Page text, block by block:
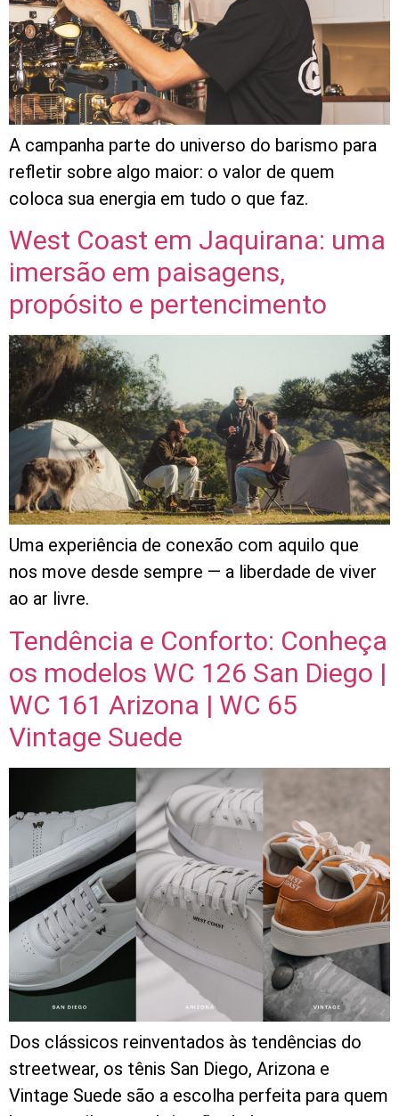
A campanha parte do universo do barismo para
refletir sobre algo maior: o valor de quem
coloca sua energia em tudo o que faz.
West Coast em Jaquirana: uma
imersão em paisagens,
propósito e pertencimento
Uma experiência de conexão com aquilo que
nos move desde sempre — a liberdade de viver
ao ar livre.
Tendência e Conforto: Conheça
os modelos WC 126 San Diego |
WC 161 Arizona | WC 65
Vintage Suede
Dos clássicos reinventados às tendências do
streetwear, os tênis San Diego, Arizona e
Vintage Suede são a escolha perfeita para quem